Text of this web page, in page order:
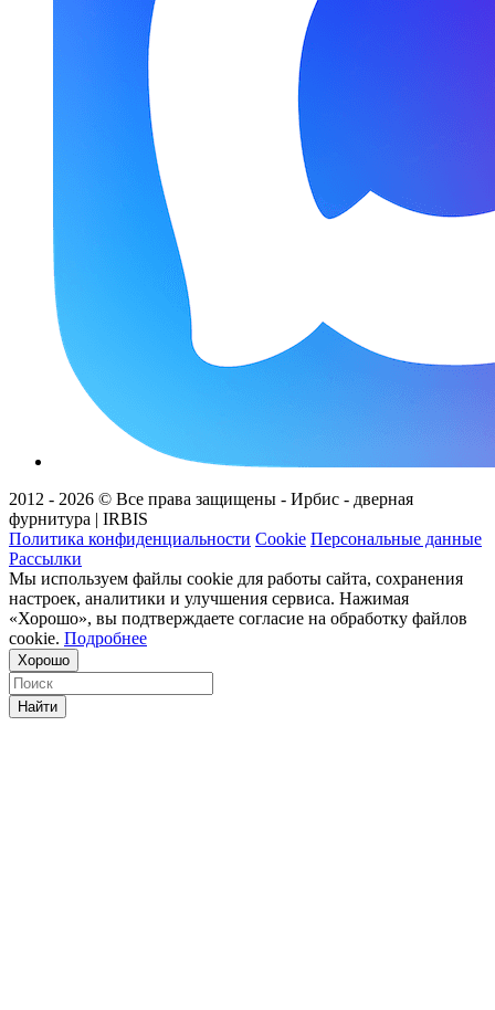
2012 - 2026 © Все права защищены - Ирбис - дверная
фурнитура | IRBIS
Политика конфиденциальности Cookie Персональные данные
Рассылки
Мы используем файлы cookie для работы сайта, сохранения
настроек, аналитики и улучшения сервиса. Нажимая
«Хорошо», вы подтверждаете согласие на обработку файлов
cookie. Подробнее
Хорошо
Найти